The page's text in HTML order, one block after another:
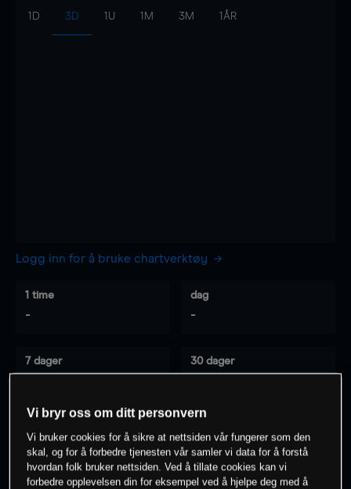
1D 3D 1U 1M 3M 1ÅR
Logg inn for å bruke chartverktøy
1 time
-
dag
-
7 dager 30 dager
0% av kunder erpå dette instrumentet
Vi bryr oss om ditt personvern
Vi bruker cookies for å sikre at nettsiden vår fungerer som den
skal, og for å forbedre tjenesten vår samler vi data for å forstå
hvordan folk bruker nettsiden. Ved å tillate cookies kan vi
forbedre opplevelsen din for eksempel ved å hjelpe deg med å